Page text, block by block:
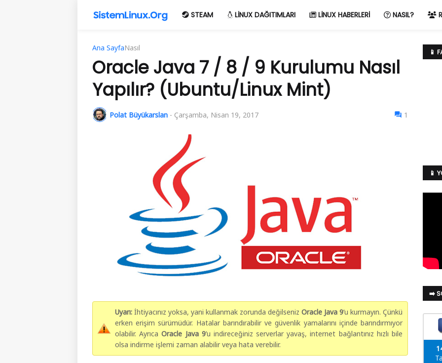
STEAM LINUX DAĞITIMLARI LINUX HABERLERI NASIL?
Ana SayfaNasıl
Oracle Java 7 / 8 / 9 Kurulumu Nasıl
Yapılır? (Ubuntu/Linux Mint)
Polat Büyükarslan - Çarşamba, Nisan 19, 2017 1
Uyarı: İhtiyacınız yoksa, yani kullanmak zorunda değilseniz Oracle Java 9’u kurmayın. Çünkü
erken erişim sürümüdür. Hatalar barındırabilir ve güvenlik yamalarını içinde barındırmıyor
olabilir. AyrıcaOracle Java 9’u indireceğiniz serverlar yavaş, internet bağlantınız hızlı bile
olsa indirme işlemi zaman alabilir veya hata verebilir.
📱
📱
➡️